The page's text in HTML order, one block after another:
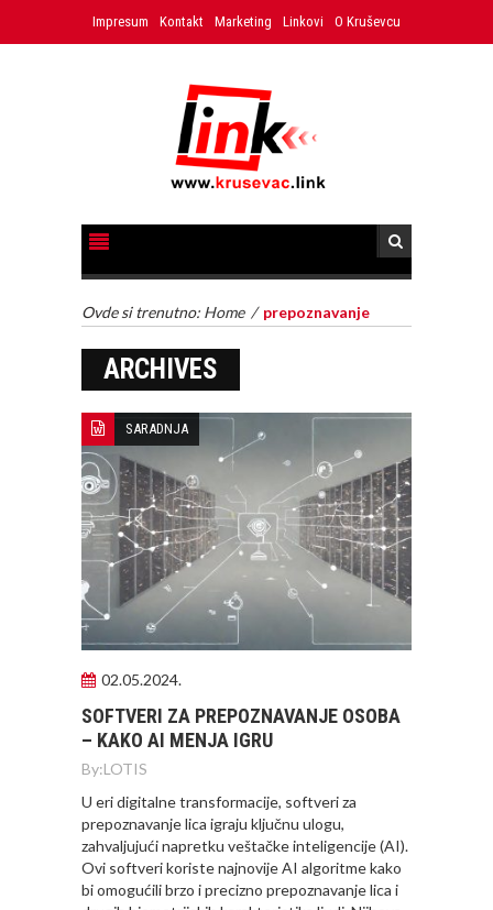
Impresum Kontakt Marketing Linkovi O Kruševcu
Ovde si trenutno: Home / prepoznavanje
ARCHIVES
SARADNJA
02.05.2024.
SOFTVERI ZA PREPOZNAVANJE OSOBA
– KAKO AI MENJA IGRU
By:LOTIS
U eri digitalne transformacije, softveri za
prepoznavanje lica igraju ključnu ulogu,
zahvaljujući napretku veštačke inteligencije (AI).
Ovi softveri koriste najnovije AI algoritme kako
bi omogućili brzo i precizno prepoznavanje lica i